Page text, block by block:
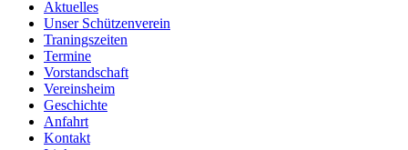
Aktuelles
Unser Schützenverein
Traningszeiten
Termine
Vorstandschaft
Vereinsheim
Geschichte
Anfahrt
Kontakt